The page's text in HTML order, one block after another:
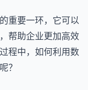
重要一环，它可以
帮助企业更加高效
程中，如何利用数
？